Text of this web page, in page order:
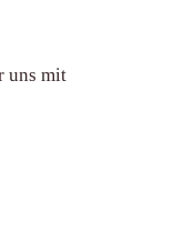
uns mit